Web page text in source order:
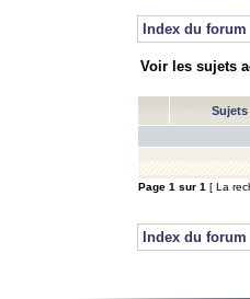
Index du forum
Voir les sujets
Sujets
Page 1 sur 1 [ La
Index du forum